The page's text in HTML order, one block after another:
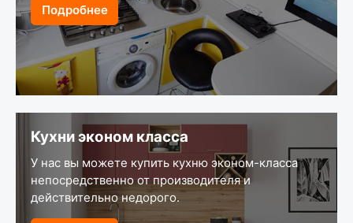
Подробнее
Кухни эконом класса
У нас вы можете купить кухню эконом-класса
непосредственно от производителя и
действительно недорого.